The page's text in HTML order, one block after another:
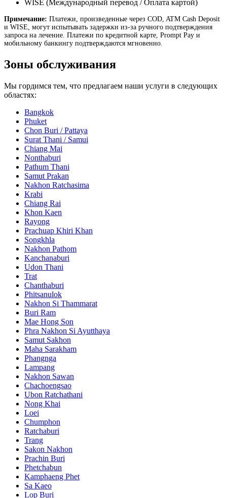
WISE (Международный перевод / Оплата картой)
Примечание: Платежи, произведенные через COD, ATM Cash Deposit
и WISE, могут испытывать задержки из-за ручного подтверждения
запроса на лечение. Платежи по кредитной карте, Prompt Pay и
мобильному банкингу подтверждаются мгновенно.
Зоны обслуживания
Мы гордимся тем, что предлагаем наши услуги в следующих
областях:
Bangkok
Phuket
Chon Buri / Pattaya
Surat Thani / Samui
Chiang Mai
Nonthaburi
Pathum Thani
Samut Prakan
Nakhon Ratchasima
Krabi
Chiang Rai
Khon Kaen
Rayong
Prachuap Khiri Khan
Songkhla
Nakhon Pathom
Kanchanaburi
Udon Thani
Trat
Chanthaburi
Phitsanulok
Nakhon Si Thammarat
Buri Ram
Mae Hong Son
Phra Nakhon Si Ayutthaya
Samut Sakhon
Maha Sarakham
Phangnga
Lampang
Nakhon Sawan
Chachoengsao
Ubon Ratchathani
Nong Khai
Loei
Chumphon
Ratchaburi
Trang
Sakon Nakhon
Prachin Buri
Phetchabun
Kamphaeng Phet
Sa Kaeo
Lop Buri